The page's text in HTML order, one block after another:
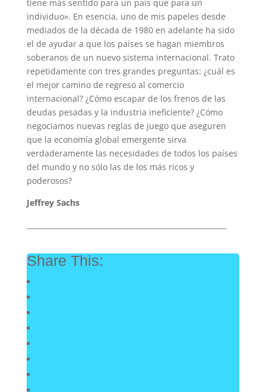
tiene más sentido para un país que para un
individuo». En esencia, uno de mis papeles desde
mediados de la década de 1980 en adelante ha sido
el de ayudar a que los países se hagan miembros
soberanos de un nuevo sistema internacional. Trato
repetidamente con tres grandes preguntas: ¿cuál es
el mejor camino de regreso al comercio
internacional? ¿Cómo escapar de los frenos de las
deudas pesadas y la industria ineficiente? ¿Cómo
negociamos nuevas reglas de juego que aseguren
que la economía global emergente sirva
verdaderamente las necesidades de todos los países
del mundo y no sólo las de los más ricos y
poderosos?
Jeffrey Sachs
Share This: